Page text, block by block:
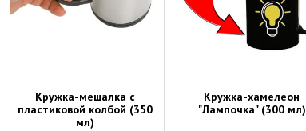
Кружка-мешалка с
пластиковой колбой (350
мл)
Кружка-хамелеон
"Лампочка" (300 мл)